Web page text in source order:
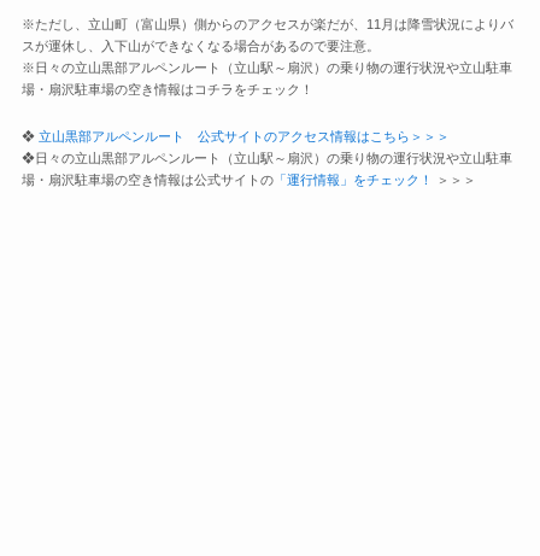
※ただし、立山町（富山県）側からのアクセスが楽だが、11月は降雪状況によりバ
スが運休し、入下山ができなくなる場合があるので要注意。
※日々の立山黒部アルペンルート（立山駅～扇沢）の乗り物の運行状況や立山駐車
場・扇沢駐車場の空き情報はコチラをチェック！
❖ 立山黒部アルペンルート 公式サイトのアクセス情報はこちら＞＞＞
❖日々の立山黒部アルペンルート（立山駅～扇沢）の乗り物の運行状況や立山駐車
場・扇沢駐車場の空き情報は公式サイトの「運行情報」をチェック！ ＞＞＞